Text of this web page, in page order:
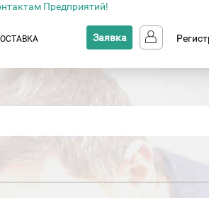
Предприятий!
Заявка